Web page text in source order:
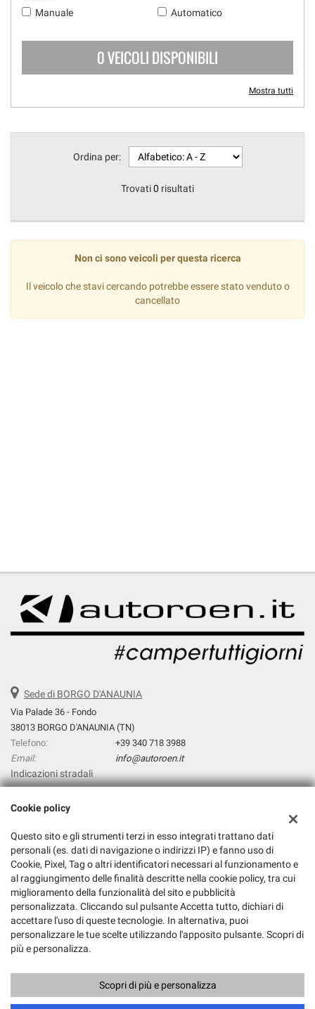
Manuale
Automatico
0 VEICOLI DISPONIBILI
Mostra tutti
Ordina per:
Trovati0 risultati
Non ci sono veicoli per questa ricerca
Il veicolo che stavi cercando potrebbe essere stato venduto o
cancellato
Sede di BORGO D'ANAUNIA
Via Palade 36 - Fondo
38013 BORGO D'ANAUNIA (TN)
Telefono:
+39 340 718 3988
Email:
info@autoroen.it
Indicazioni stradali
Autoroen.It Di Giuliano Pezzini
Via Palade 36, Fondo (TN)
C.F/P.IVA: 01845640224
Registro delle imprese:TN
Copyright © 2026 GestionaleAuto.com S.r.l., Tutti i diritti riservati -
Leggi l'informativa sulla privacy-Cookie Policy
Cookie policy
Questo sito e gli strumenti terzi in esso integrati trattano dati
personali (es. dati di navigazione o indirizzi IP) e fanno uso di
Cookie, Pixel, Tag o altri identificatori necessari al funzionamento e
al raggiungimento delle finalità descritte nella cookie policy, tra cui
miglioramento della funzionalità del sito e pubblicità
personalizzata. Cliccando sul pulsante Accetta tutto, dichiari di
accettare l'uso di queste tecnologie. In alternativa, puoi
personalizzare le tue scelte utilizzando l'apposito pulsante. Scopri di
più e personalizza.
Scopri di più e personalizza